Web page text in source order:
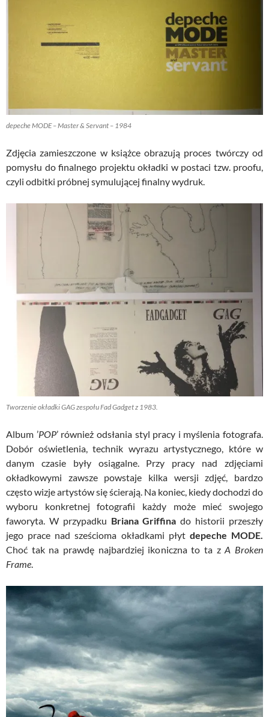
depeche MODE – Master & Servant – 1984
Zdjęcia zamieszczone w książce obrazują proces twórczy od
pomysłu do finalnego projektu okładki w postaci tzw. proofu,
czyli odbitki próbnej symulującej finalny wydruk.
Tworzenie okładki GAG zespołu Fad Gadget z 1983.
Album ’POP’ również odsłania styl pracy i myślenia fotografa.
Dobór oświetlenia, technik wyrazu artystycznego, które w
danym czasie były osiągalne. Przy pracy nad zdjęciami
okładkowymi zawsze powstaje kilka wersji zdjęć, bardzo
często wizje artystów się ścierają. Na koniec, kiedy dochodzi do
wyboru konkretnej fotografii każdy może mieć swojego
faworyta. W przypadku Briana Griffina do historii przeszły
jego prace nad sześcioma okładkami płyt depeche MODE.
Choć tak na prawdę najbardziej ikoniczna to ta zA Broken
Frame.